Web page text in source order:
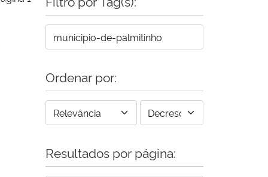
Ordenar por:
Resultados por página: